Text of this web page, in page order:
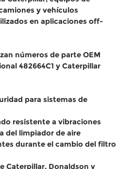
y vehículos
en aplicaciones off-
números de parte OEM
482664C1 y Caterpillar
para sistemas de
resistente a vibraciones
del limpiador de aire
durante el cambio del filtro
Caterpillar, Donaldson y